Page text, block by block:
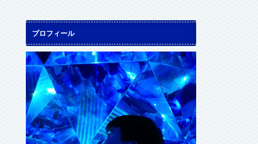
プロフィール